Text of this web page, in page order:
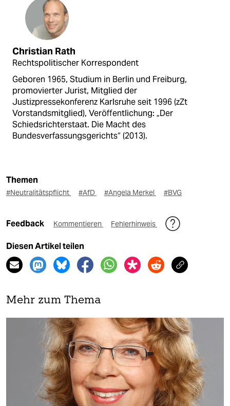
Christian Rath
Rechtspolitischer Korrespondent
Geboren 1965, Studium in Berlin und Freiburg,
promovierter Jurist, Mitglied der
Justizpressekonferenz Karlsruhe seit 1996 (zZt
Vorstandsmitglied), Veröffentlichung: „Der
Schiedsrichterstaat. Die Macht des
Bundesverfassungsgerichts“ (2013).
Themen
#Neutralitätspflicht #AfD #Angela Merkel #BVG
Feedback Kommentieren Fehlerhinweis
Diesen Artikel teilen
Mehr zum Thema